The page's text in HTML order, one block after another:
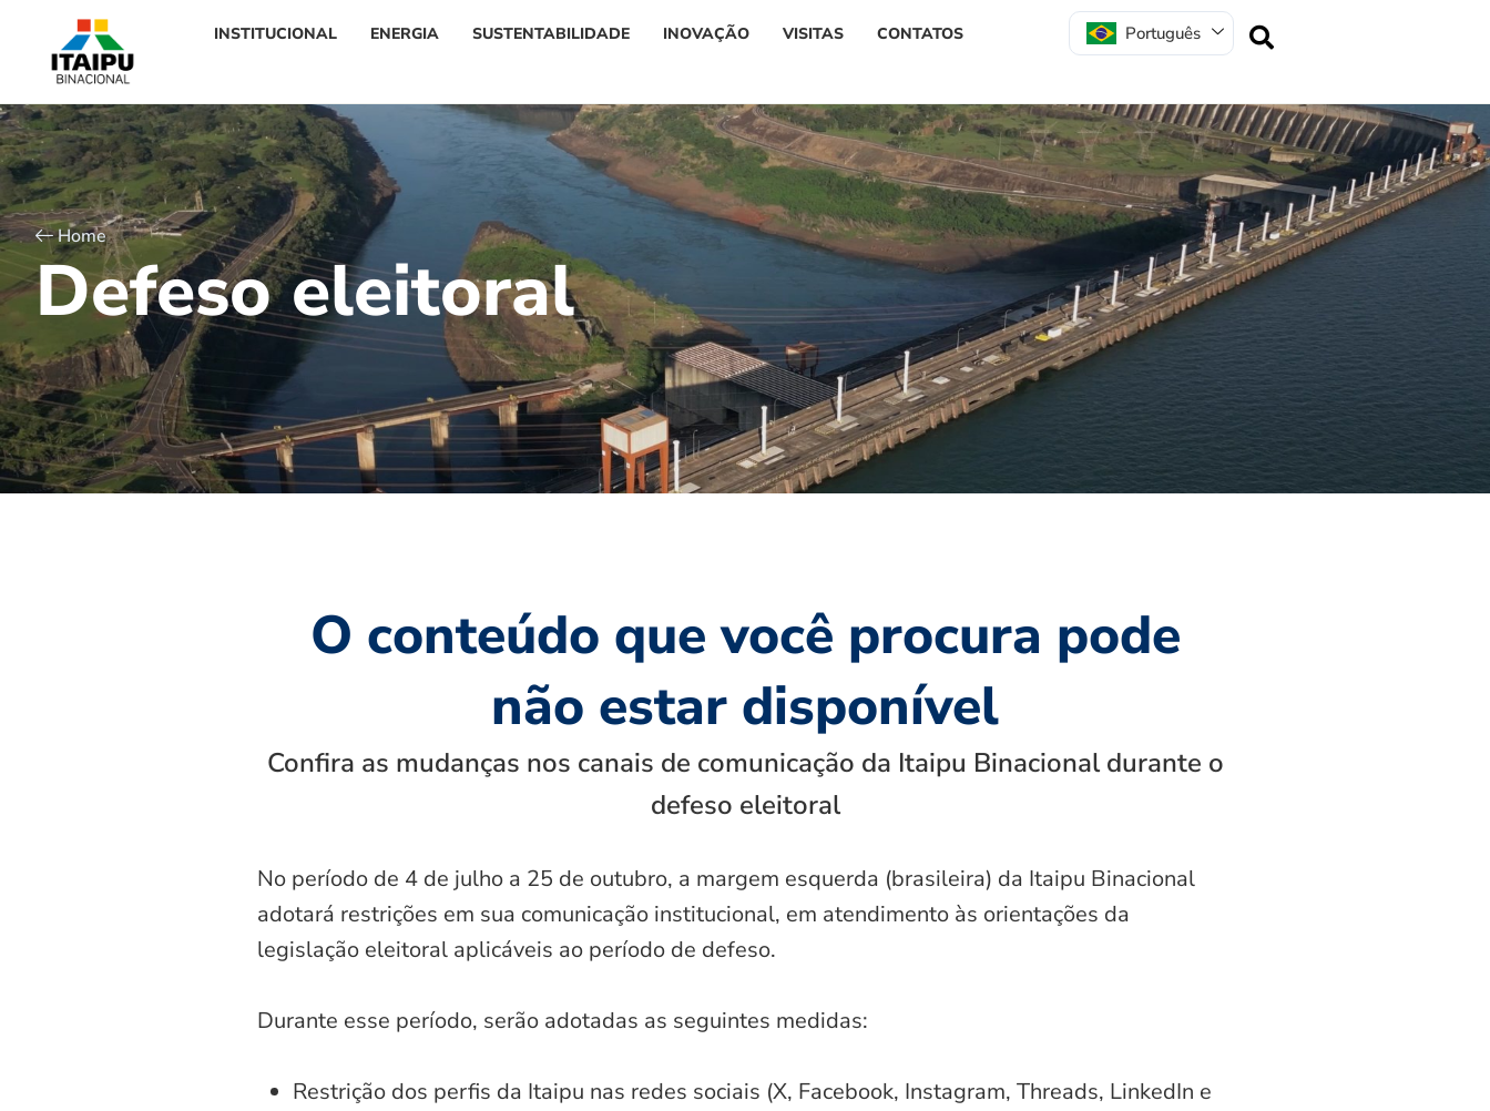
INSTITUCIONAL ENERGIA SUSTENTABILIDADE INOVAÇÃO VISITAS CONTATOS Português
Home
Defeso eleitoral
O conteúdo que você procura pode
não estar disponível
Confira as mudanças nos canais de comunicação da Itaipu Binacional durante o
defeso eleitoral
No período de 4 de julho a 25 de outubro, a margem esquerda (brasileira) da Itaipu Binacional
adotará restrições em sua comunicação institucional, em atendimento às orientações da
legislação eleitoral aplicáveis ao período de defeso.
Durante esse período, serão adotadas as seguintes medidas:
Restrição dos perfis da Itaipu nas redes sociais (X, Facebook, Instagram, Threads, LinkedIn e